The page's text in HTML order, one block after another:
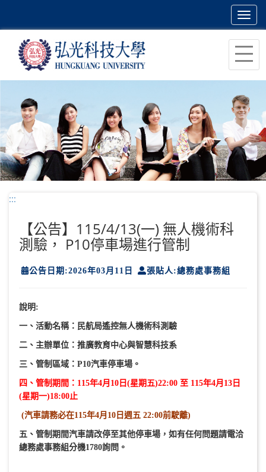
主
容
區
塊
:::
【公告】115/4/13(一) 無人機術科
測驗， P10停車場進行管制
公告日期:2026年03月11日 張貼人:總務處事務組
說明:
一、活動名稱：民航局遙控無人機術科測驗
二、主辦單位：推廣教育中心與智慧科技系
三、管制區域：P10汽車停車場。
四、管制期間：115年4月10日(星期五)22:00 至 115年4月13日
(星期一)18:00止
(汽車請務必在115年4月10日週五 22:00前駛離)
五、管制期間汽車請改停至其他停車場，如有任何問題請電洽
總務處事務組分機1780詢問。